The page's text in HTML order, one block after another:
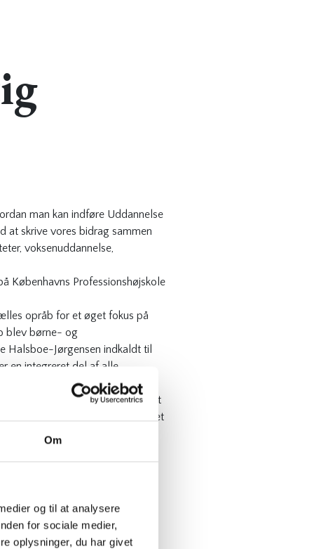
Om
og til at analysere
for sociale medier,
oplysninger, du har givet
man kan indføre Uddannelse
at skrive vores bidrag sammen
voksenuddannelse,
Københavns Professionshøjskole
opråb for et øget fokus på
blev børne- og
Halsboe-Jørgensen indkaldt til
en integreret del af alle
Pernille Rosenkrantz-Theil på, at
gennemføre “ikke det hele – det
fra 20
barrierer og muligheder,
og muligheder samt